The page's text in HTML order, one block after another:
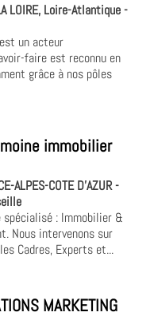
LOIRE, Loire-Atlantique -
est un acteur
faire est reconnu en
grâce à nos pôles
immobilier
ALPES-COTE D'AZUR -
: Immobilier &
Nous intervenons sur
Cadres, Experts et...
MARKETING